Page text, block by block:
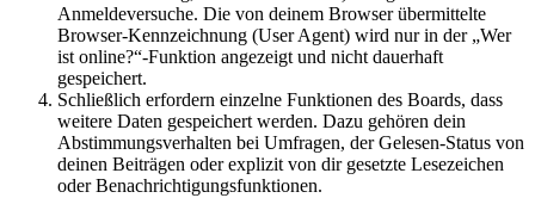
Anmeldeversuche. Die von deinem Browser übermittelte
Browser-Kennzeichnung (User Agent) wird nur in der „Wer
ist online?“-Funktion angezeigt und nicht dauerhaft
gespeichert.
Schließlich erfordern einzelne Funktionen des Boards, dass
weitere Daten gespeichert werden. Dazu gehören dein
Abstimmungsverhalten bei Umfragen, der Gelesen-Status von
deinen Beiträgen oder explizit von dir gesetzte Lesezeichen
oder Benachrichtigungsfunktionen.